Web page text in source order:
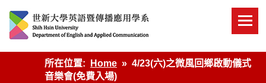
content
英語傳播
所在位置:
Home
4/23(六)之微風回鄉啟動儀式
音樂會(免費入場)